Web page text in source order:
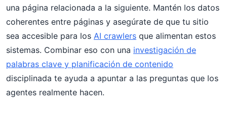
una página relacionada a la siguiente. Mantén los datos
coherentes entre páginas y asegúrate de que tu sitio
sea accesible para los AI crawlers que alimentan estos
sistemas. Combinar eso con una investigación de
palabras clave y planificación de contenido
disciplinada te ayuda a apuntar a las preguntas que los
agentes realmente hacen.